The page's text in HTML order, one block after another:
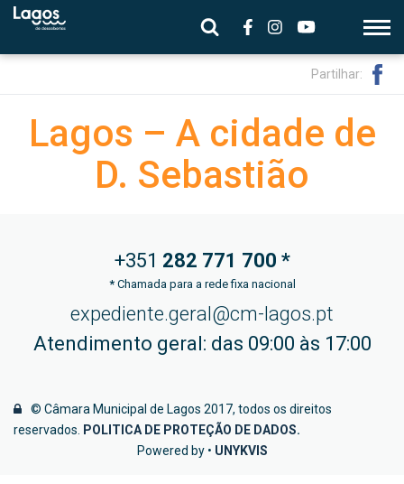
Partilhar:
Lagos – A cidade de
D. Sebastião
+351 282 771 700 *
*Chamada para a rede fixa nacional
expediente.geral@cm-lagos.pt
Atendimento geral: das 09:00 às 17:00
© Câmara Municipal de Lagos 2017, todos os direitos
reservados.
POLITICA DE PROTEÇÃO DE DADOS.
Powered by • UNYKVIS